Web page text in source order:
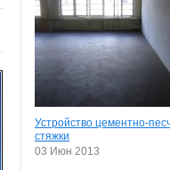
Устройство цементно-
стяжки
03 Июн 2013